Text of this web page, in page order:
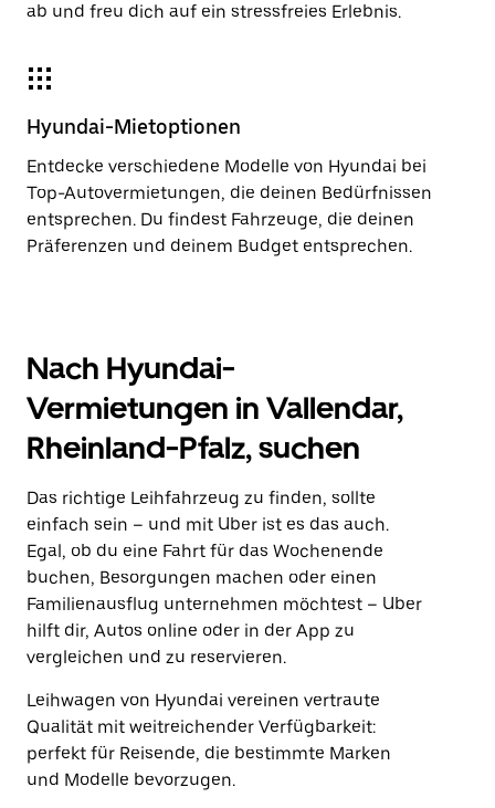
ab und freu dich auf ein stressfreies Erlebnis.
Hyundai-Mietoptionen
Entdecke verschiedene Modelle von Hyundai bei
Top-Autovermietungen, die deinen Bedürfnissen
entsprechen. Du findest Fahrzeuge, die deinen
Präferenzen und deinem Budget entsprechen.
Nach Hyundai-
Vermietungen in Vallendar,
Rheinland-Pfalz, suchen
Das richtige Leihfahrzeug zu finden, sollte
einfach sein – und mit Uber ist es das auch.
Egal, ob du eine Fahrt für das Wochenende
buchen, Besorgungen machen oder einen
Familienausflug unternehmen möchtest – Uber
hilft dir, Autos online oder in der App zu
vergleichen und zu reservieren.
Leihwagen von Hyundai vereinen vertraute
Qualität mit weitreichender Verfügbarkeit:
perfekt für Reisende, die bestimmte Marken
und Modelle bevorzugen.